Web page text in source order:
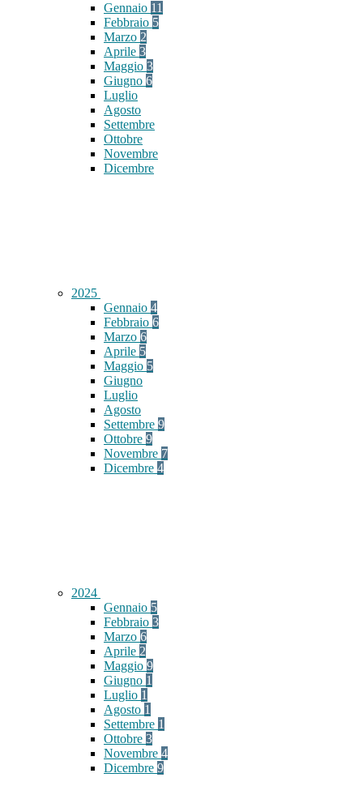
Gennaio 11
Febbraio 5
Marzo 2
Aprile 3
Maggio 3
Giugno 6
Luglio
Agosto
Settembre
Ottobre
Novembre
Dicembre
2025
Gennaio 4
Febbraio 6
Marzo 6
Aprile 5
Maggio 5
Giugno
Luglio
Agosto
Settembre 9
Ottobre 9
Novembre 7
Dicembre 4
2024
Gennaio 5
Febbraio 3
Marzo 6
Aprile 2
Maggio 9
Giugno 1
Luglio 1
Agosto 1
Settembre 1
Ottobre 3
Novembre 4
Dicembre 9